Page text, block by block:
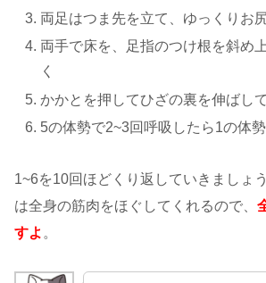
両足はつま先を立て、ゆっくりお
両手で床を、足指のつけ根を斜め
く
かかとを押してひざの裏を伸ばし
5の体勢で2~3回呼吸したら1の体
1~6を10回ほどくり返していきましょ
は全身の筋肉をほぐしてくれるので、
すよ 。